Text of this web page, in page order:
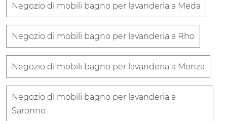
Negozio di mobili bagno per lavanderia a Meda
Negozio di mobili bagno per lavanderia a Rho
Negozio di mobili bagno per lavanderia a Monza
Negozio di mobili bagno per lavanderia a
Saronno